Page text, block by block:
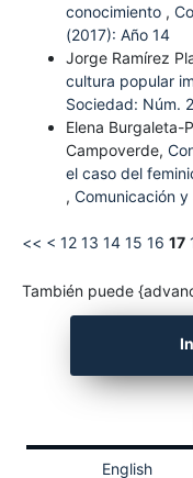
conocimiento ,
(2017): Año 14
Jorge Ramírez
cultura popular
Sociedad: Núm.
Elena Burgaleta-
Campoverde,
el caso del
, Comunicación
<< < 12 13 14 15 16 17
También puede
English